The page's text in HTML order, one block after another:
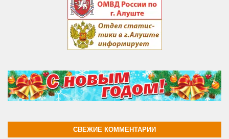
СВЕЖИЕ КОММЕНТАРИИ